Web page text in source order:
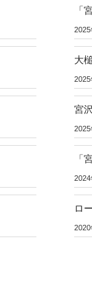
「
2025
大
2025
宮
2025
「
2024
ロ
2020